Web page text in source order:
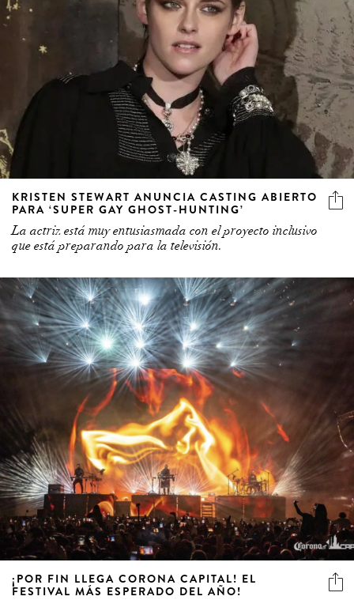
KRISTEN STEWART ANUNCIA CASTING ABIERTO
PARA ‘SUPER GAY GHOST-HUNTING’
La actriz está muy entusiasmada con el proyecto inclusivo
que está preparando para la televisión.
¡POR FIN LLEGA CORONA CAPITAL! EL
FESTIVAL MÁS ESPERADO DEL AÑO!